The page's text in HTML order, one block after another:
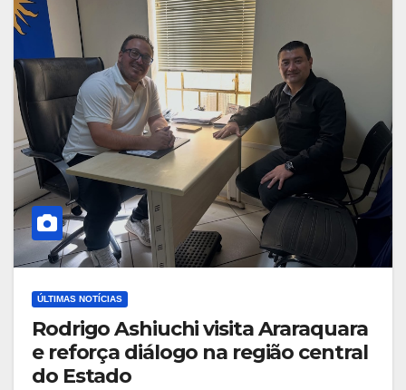
ÚLTIMAS NOTÍCIAS
Rodrigo Ashiuchi visita Araraquara
e reforça diálogo na região central
do Estado